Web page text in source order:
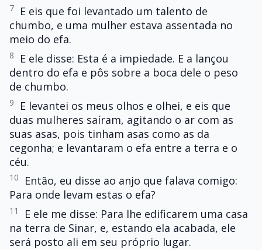
7
E eis que foi levantado um talento de
chumbo, e uma mulher estava assentada no
meio do efa.
8
E ele disse: Esta é a impiedade. E a lançou
dentro do efa e pôs sobre a boca dele o peso
de chumbo.
9
E levantei os meus olhos e olhei, e eis que
duas mulheres saíram, agitando o ar com as
suas asas, pois tinham asas como as da
cegonha; e levantaram o efa entre a terra e o
céu.
10
Então, eu disse ao anjo que falava comigo:
Para onde levam estas o efa?
11
E ele me disse: Para lhe edificarem uma casa
na terra de Sinar, e, estando ela acabada, ele
será posto ali em seu próprio lugar.